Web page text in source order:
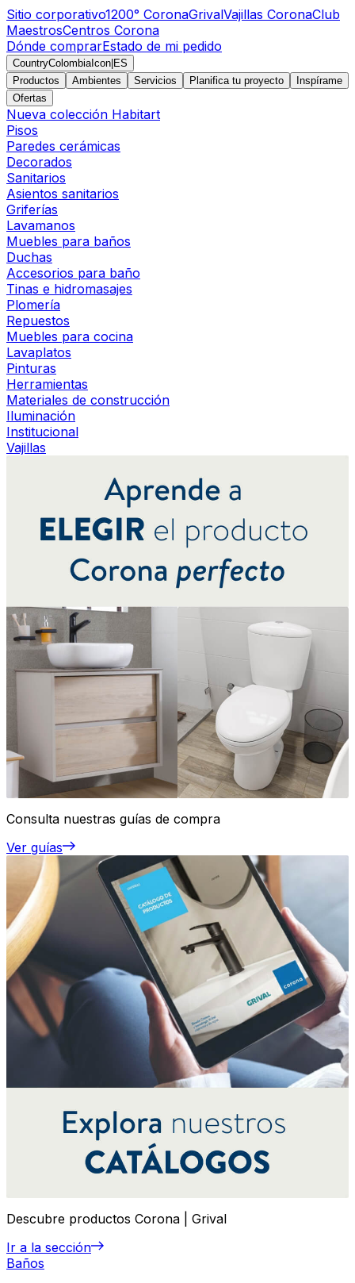
Sitio corporativo1200° CoronaGrivalVajillas CoronaClub
MaestrosCentros Corona
Dónde comprarEstado de mi pedido
CountryColombiaIcon ES
Productos
Ambientes Servicios Planifica tu proyecto
Inspírame
Ofertas
Nueva colección Habitart
Pisos
Paredes cerámicas
Decorados
Sanitarios
Asientos sanitarios
Griferías
Lavamanos
Muebles para baños
Duchas
Accesorios para baño
Tinas e hidromasajes
Plomería
Repuestos
Muebles para cocina
Lavaplatos
Pinturas
Herramientas
Materiales de construcción
Iluminación
Institucional
Vajillas
Consulta nuestras guías de compra
Ver guías
Descubre productos Corona | Grival
Ir a la sección
Baños